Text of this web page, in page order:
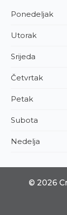
Ponedeljak
Utorak
Srijeda
Četvrtak
Petak
Subota
Nedelja
© 2026